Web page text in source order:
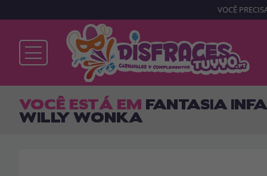
Já sou cliente
VOCÊ
VOCÊ ESTÁ EM FANTASIA
WILLY WONKA